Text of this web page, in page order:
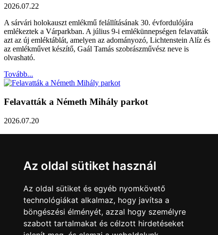
Az oldal sütiket használ
Az oldal sütiket és egyéb nyomkövető
technológiákat alkalmaz, hogy javítsa a
böngészési élményét, azzal hogy személyre
szabott tartalmakat és célzott hirdetéseket
2026.07.22
A sárvári holokauszt emlékmű felállításának 30. évfordulójára
emlékeztek a Várparkban. A július 9-i emlékünnepségen felavatták
azt az új emléktáblát, amelyen az adományozó, Lichtenstein Alíz és
az emlékművet készítő, Gaál Tamás szobrászművész neve is
olvasható.
Tovább...
Felavatták a Németh Mihály parkot
2026.07.20
Közlemény a sárvári képviselő-testület rendkívüli
üléseiről